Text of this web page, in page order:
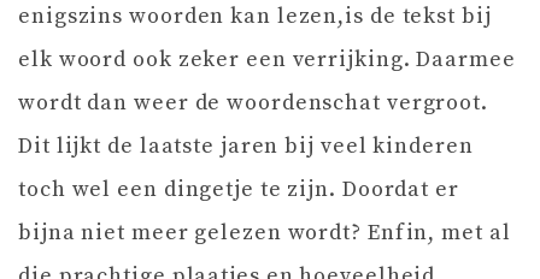
enigszins woorden kan lezen,is de tekst bij
elk woord ook zeker een verrijking. Daarmee
wordt dan weer de woordenschat vergroot.
Dit lijkt de laatste jaren bij veel kinderen
toch wel een dingetje te zijn. Doordat er
bijna niet meer gelezen wordt? Enfin, met al